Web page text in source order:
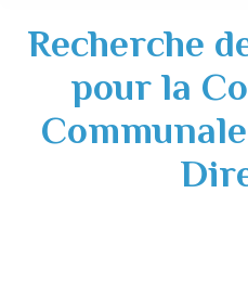
Recherche
pour la